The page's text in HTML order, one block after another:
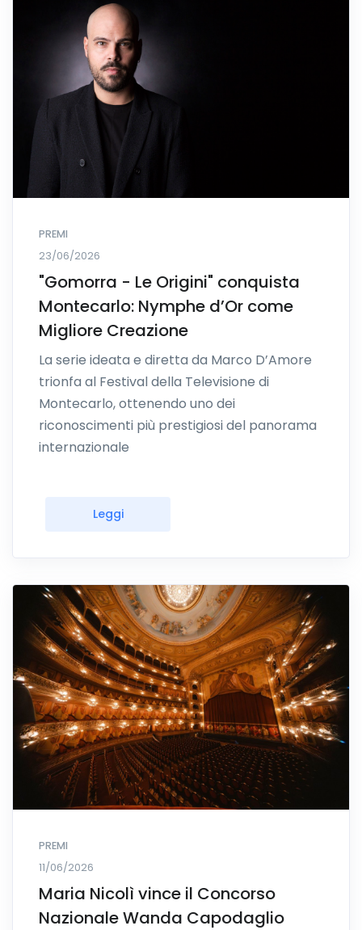
PREMI
23/06/2026
"Gomorra - Le Origini" conquista
Montecarlo: Nymphe d’Or come
Migliore Creazione
La serie ideata e diretta da Marco D’Amore
trionfa al Festival della Televisione di
Montecarlo, ottenendo uno dei
riconoscimenti più prestigiosi del panorama
internazionale
Leggi
PREMI
11/06/2026
Maria Nicolì vince il Concorso
Nazionale Wanda Capodaglio